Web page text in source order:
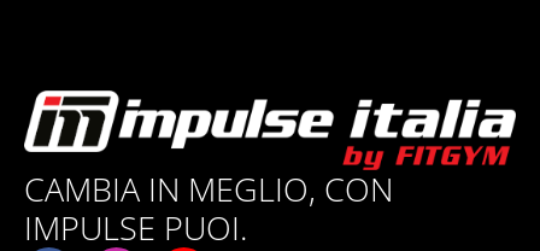
CAMBIA IN MEGLIO, CON
IMPULSE PUOI.